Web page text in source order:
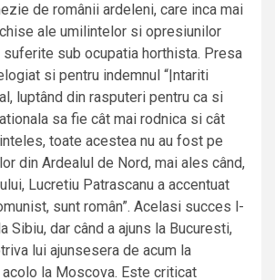
de românii ardeleni, care inca mai
ale umilintelor si opresiunilor
sub ocupatia horthista. Presa
si pentru indemnul “|ntariti
luptând din rasputeri pentru ca si
sa fie cât mai rodnica si cât
toate acestea nu au fost pe
din Ardealul de Nord, mai ales când,
Lucretiu Patrascanu a accentuat
sunt român”. Acelasi succes l-
Sibiu, dar când a ajuns la Bucuresti,
lui ajunsesera de acum la
la Moscova. Este criticat